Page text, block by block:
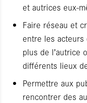
et autrices eux-
Faire réseau et
entre les
plus de l’autrice
différents lieux
Permettre aux
rencontrer des